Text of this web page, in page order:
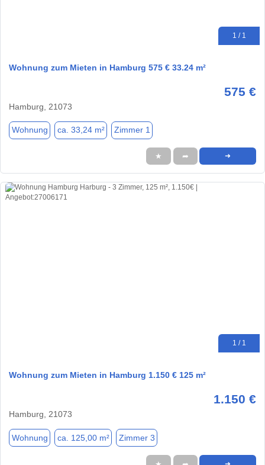
1 / 1
Wohnung zum Mieten in Hamburg 575 € 33.24 m²
575 €
Hamburg, 21073
Wohnung ca. 33,24 m² Zimmer 1
★ ➦ ➜
1 / 1
Wohnung zum Mieten in Hamburg 1.150 € 125 m²
1.150 €
Hamburg, 21073
Wohnung ca. 125,00 m² Zimmer 3